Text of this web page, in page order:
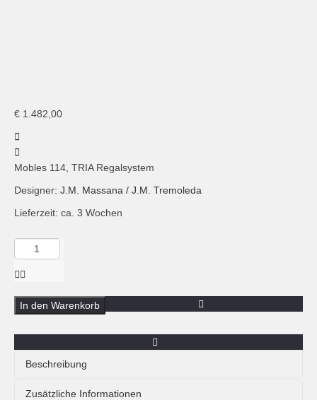
€ 1.482,00
Mobles 114, TRIA Regalsystem
Designer: J.M. Massana / J.M. Tremoleda
Lieferzeit: ca. 3 Wochen
Menge
Mobles
114,
Regalsystem,
Sideboard
In den Warenkorb
Beschreibung
Das TRIA Regalsystem von
Zusätzliche Informationen